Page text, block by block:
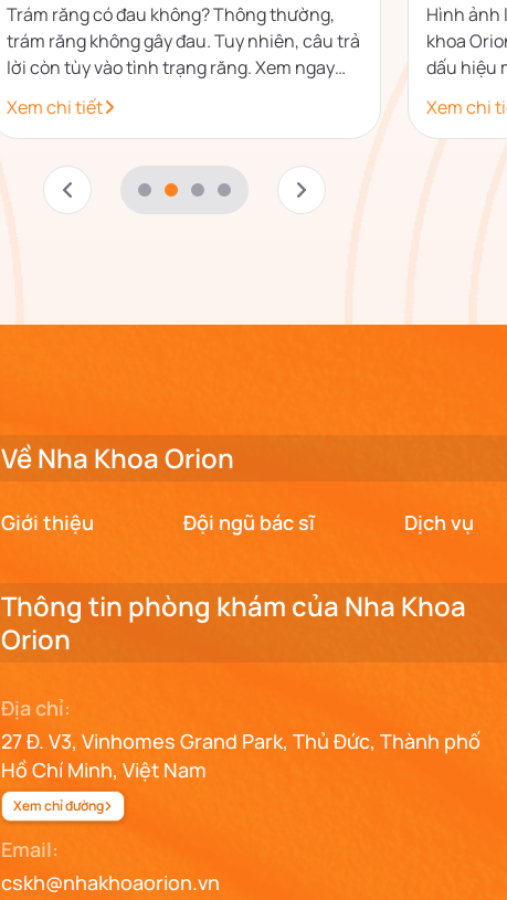
Trám răng có đau không? Thông thường,
trám răng không gây đau. Tuy nhiên, câu trả
lời còn tùy vào tình trạng răng. Xem ngay
bảng giá trám răng 2026.
Xem chi tiết
Hình ảnh
khoa
dấu hiệu
theo tư
Xem chi
Về Nha Khoa Orion
Giới thiệu Đội ngũ bác sĩ Dịch vụ
Thông tin phòng khám của Nha Khoa
Orion
Địa chỉ:
27 Đ. V3, Vinhomes Grand Park, Thủ Đức, Thành phố
Hồ Chí Minh, Việt Nam
Xem chỉ đường
Email:
cskh@nhakhoaorion.vn